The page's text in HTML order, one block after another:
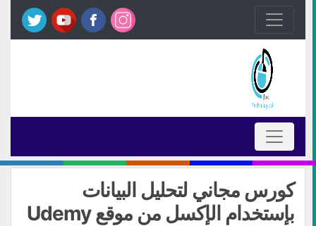
كورس مجاني لتحليل البيانات
بإستخدام الإكسل من موقع Udemy